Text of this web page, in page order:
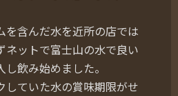
を含んだ水を近所の店では
ネットで富士山の水で良い
飲み始めました。
していた水の賞味期限がせ